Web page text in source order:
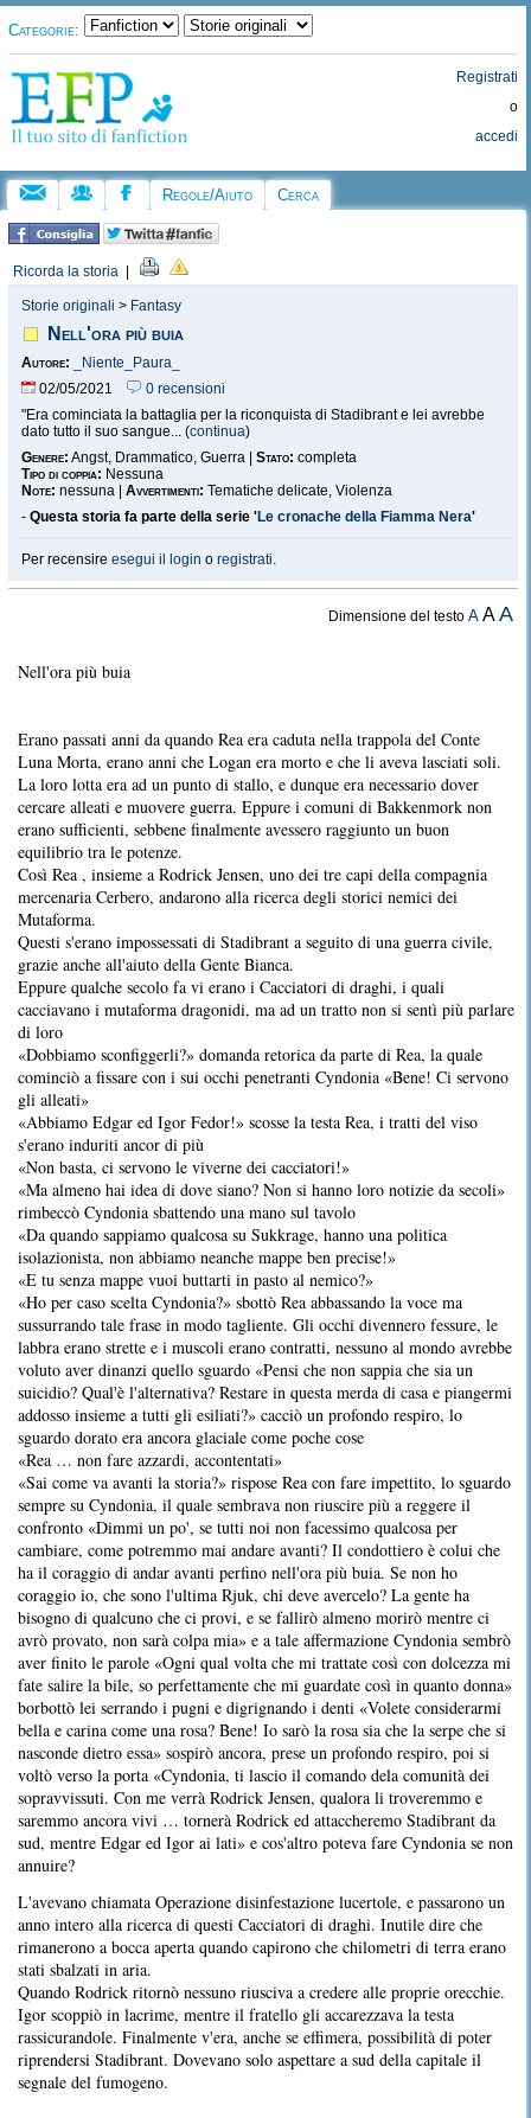
Categorie:
Registrati
o
accedi
Regole/Aiuto Cerca
Ricorda la storia
Storie originali > Fantasy
Nell'ora più buia
Autore:
_Niente_Paura_
02/05/2021
0 recensioni
"Era cominciata la battaglia per la riconquista di Stadibrant e lei avrebbe
dato tutto il suo sangue... (continua)
Genere: Angst, Drammatico, Guerra | Stato: completa
Tipo di coppia: Nessuna
Note: nessuna | Avvertimenti: Tematiche delicate, Violenza
- Questa storia fa parte della serie 'Le cronache della Fiamma Nera'
Per recensire esegui il login o registrati.
Dimensione del testoA AA
Nell'ora più buia
Erano passati anni da quando Rea era caduta nella trappola del Conte
Luna Morta, erano anni che Logan era morto e che li aveva lasciati soli.
La loro lotta era ad un punto di stallo, e dunque era necessario dover
cercare alleati e muovere guerra. Eppure i comuni di Bakkenmork non
erano sufficienti, sebbene finalmente avessero raggiunto un buon
equilibrio tra le potenze.
Così Rea , insieme a Rodrick Jensen, uno dei tre capi della compagnia
mercenaria Cerbero, andarono alla ricerca degli storici nemici dei
Mutaforma.
Questi s'erano impossessati di Stadibrant a seguito di una guerra civile,
grazie anche all'aiuto della Gente Bianca.
Eppure qualche secolo fa vi erano i Cacciatori di draghi, i quali
cacciavano i mutaforma dragonidi, ma ad un tratto non si sentì più parlare
di loro
«Dobbiamo sconfiggerli?» domanda retorica da parte di Rea, la quale
cominciò a fissare con i sui occhi penetranti Cyndonia «Bene! Ci servono
gli alleati»
«Abbiamo Edgar ed Igor Fedor!» scosse la testa Rea, i tratti del viso
s'erano induriti ancor di più
«Non basta, ci servono le viverne dei cacciatori!»
«Ma almeno hai idea di dove siano? Non si hanno loro notizie da secoli»
rimbeccò Cyndonia sbattendo una mano sul tavolo
«Da quando sappiamo qualcosa su Sukkrage, hanno una politica
isolazionista, non abbiamo neanche mappe ben precise!»
«E tu senza mappe vuoi buttarti in pasto al nemico?»
«Ho per caso scelta Cyndonia?» sbottò Rea abbassando la voce ma
sussurrando tale frase in modo tagliente. Gli occhi divennero fessure, le
labbra erano strette e i muscoli erano contratti, nessuno al mondo avrebbe
voluto aver dinanzi quello sguardo «Pensi che non sappia che sia un
suicidio? Qual'è l'alternativa? Restare in questa merda di casa e piangermi
addosso insieme a tutti gli esiliati?» cacciò un profondo respiro, lo
sguardo dorato era ancora glaciale come poche cose
«Rea … non fare azzardi, accontentati»
«Sai come va avanti la storia?» rispose Rea con fare impettito, lo sguardo
sempre su Cyndonia, il quale sembrava non riuscire più a reggere il
confronto «Dimmi un po', se tutti noi non facessimo qualcosa per
cambiare, come potremmo mai andare avanti? Il condottiero è colui che
ha il coraggio di andar avanti perfino nell'ora più buia. Se non ho
coraggio io, che sono l'ultima Rjuk, chi deve avercelo? La gente ha
bisogno di qualcuno che ci provi, e se fallirò almeno morirò mentre ci
avrò provato, non sarà colpa mia» e a tale affermazione Cyndonia sembrò
aver finito le parole «Ogni qual volta che mi trattate così con dolcezza mi
fate salire la bile, so perfettamente che mi guardate così in quanto donna»
borbottò lei serrando i pugni e digrignando i denti «Volete considerarmi
bella e carina come una rosa? Bene! Io sarò la rosa sia che la serpe che si
nasconde dietro essa» sospirò ancora, prese un profondo respiro, poi si
voltò verso la porta «Cyndonia, ti lascio il comando dela comunità dei
sopravvissuti. Con me verrà Rodrick Jensen, qualora li troveremmo e
saremmo ancora vivi … tornerà Rodrick ed attaccheremo Stadibrant da
sud, mentre Edgar ed Igor ai lati» e cos'altro poteva fare Cyndonia se non
annuire?
L'avevano chiamata Operazione disinfestazione lucertole, e passarono un
anno intero alla ricerca di questi Cacciatori di draghi. Inutile dire che
rimanerono a bocca aperta quando capirono che chilometri di terra erano
stati sbalzati in aria.
Quando Rodrick ritornò nessuno riusciva a credere alle proprie orecchie.
Igor scoppiò in lacrime, mentre il fratello gli accarezzava la testa
rassicurandole. Finalmente v'era, anche se effimera, possibilità di poter
riprendersi Stadibrant. Dovevano solo aspettare a sud della capitale il
segnale del fumogeno.